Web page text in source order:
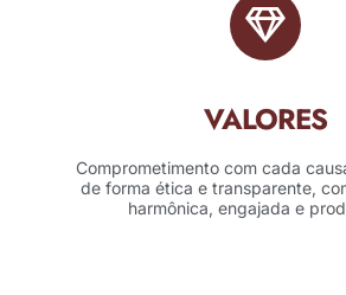
VALORES
Comprometimento com cada
de forma ética e transparente,
harmônica, engajada e